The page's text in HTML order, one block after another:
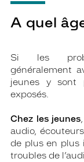
A quel
Si les
généralement
jeunes y sont
exposés.
Chez les jeunes
audio,
de plus en plus
troubles de